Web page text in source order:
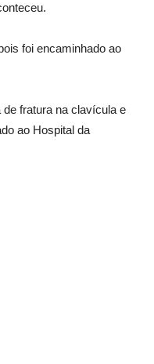
foi encaminhado ao
fratura na clavícula e
ao Hospital da